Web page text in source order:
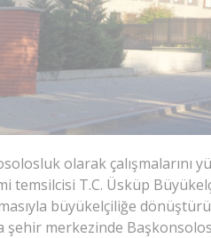
olarak çalışmalarını
temsilcisi T.C. Üsküp
büyükelçiliğe
şehir merkezinde